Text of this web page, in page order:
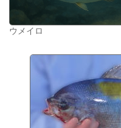
ウメイロ